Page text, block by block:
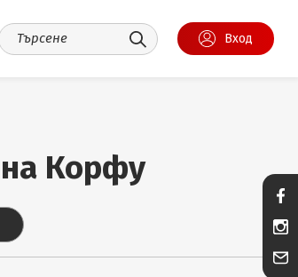
Вход
Корфу